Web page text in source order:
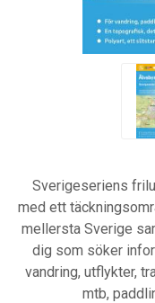
Sverigeseriens
med ett
mellersta Sverige
dig som söker
vandring, utflykter,
mtb,